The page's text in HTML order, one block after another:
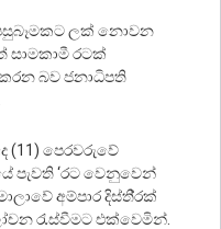
පසුබෑමකට ලක් නොවන
සාමකාමී රටක්
බව ජනාධිපති
(11) පෙරවරුවේ
පැවති ‘රට වෙනුවෙන්
අම්පාර දිස්ති‍්‍රක්
රැස්වීමට එක්වෙමින්.